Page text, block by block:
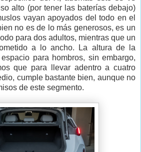
alto (por tener las baterías debajo)
vayan apoyados del todo en el
no es de lo más generosos, es un
para dos adultos, mientras que un
a lo ancho. La altura de la
para hombros, sin embargo,
que para llevar adentro a cuatro
cumple bastante bien, aunque no
de este segmento.